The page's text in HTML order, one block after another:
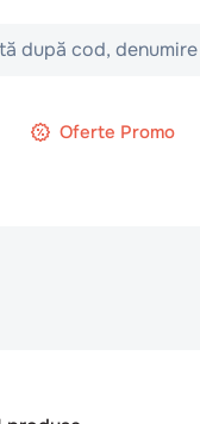
cod, denumire
Oferte Promo